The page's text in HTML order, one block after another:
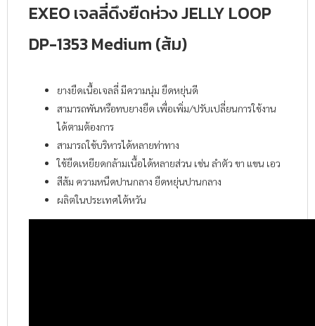
EXEO เจลลี่ดึงยืดห่วง JELLY LOOP
DP-1353 Medium (ส้ม)
ยางยืดเนื้อเจลลี่ มีความนุ่ม ยืดหยุ่นดี
สามารถพันหรือทบยางยืด เพื่อเพิ่ม/ปรับเปลี่ยนการใช้งาน
ได้ตามต้องการ
สามารถใช้บริหารได้หลายท่าทาง
ใช้ยืดเหยียดกล้ามเนื้อได้หลายส่วน เช่น ลำตัว ขา แขน เอว
สีส้ม ความหนืดปานกลาง ยืดหยุ่นปานกลาง
ผลิตในประเทศไต้หวัน